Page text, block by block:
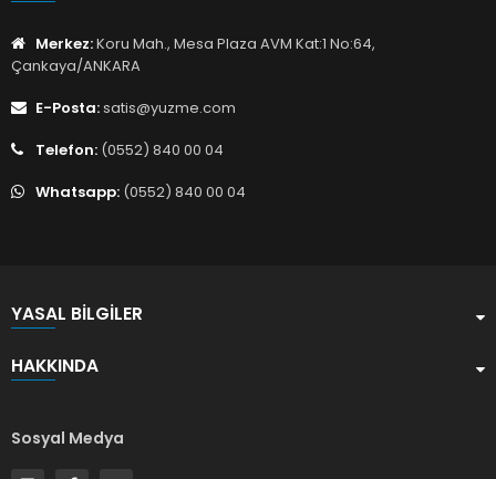
Merkez:Koru Mah., Mesa Plaza AVM Kat:1 No:64,
Çankaya/ANKARA
E-Posta:satis@yuzme.com
Telefon: (0552) 840 00 04
Whatsapp: (0552) 840 00 04
YASAL BILGILER
HAKKINDA
Sosyal Medya